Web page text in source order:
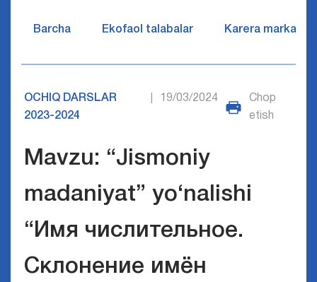
Barcha Ekofaol talabalar Karera markazi
OCHIQ DARSLAR
2023-2024
19/03/2024
Chop
etish
Mavzu: “Jismoniy
madaniyat” yo‘nalishi
“Имя числительное.
Склонение имён